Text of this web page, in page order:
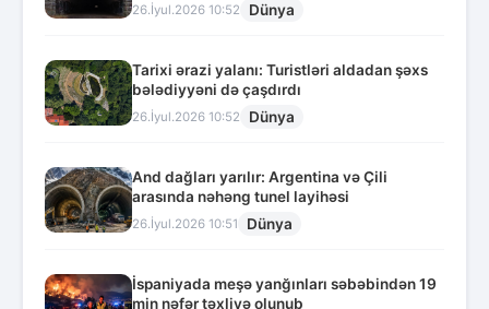
26.İyul.2026 10:52 Dünya
Tarixi ərazi yalanı: Turistləri aldadan şəxs
bələdiyyəni də çaşdırdı
26.İyul.2026 10:52 Dünya
And dağları yarılır: Argentina və Çili
arasında nəhəng tunel layihəsi
26.İyul.2026 10:51 Dünya
İspaniyada meşə yanğınları səbəbindən 19
min nəfər təxliyə olunub